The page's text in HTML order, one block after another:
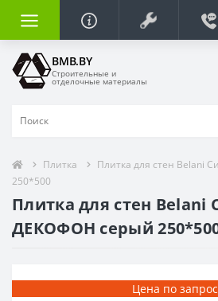
BMB.BY
Строительные и
отделочные материалы
Плитка
Плитка для стен Belani
250*500
Плитка для стен Belani
ДЕКОФОН серый
Цена по